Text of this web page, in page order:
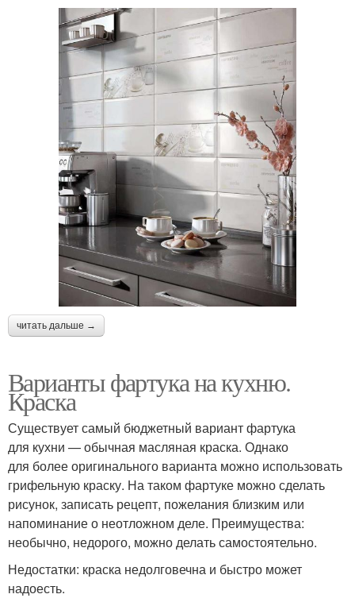
читать дальше →
Варианты фартука на кухню.
Краска
Существует самый бюджетный вариант фартука
для кухни — обычная масляная краска. Однако
для более оригинального варианта можно использовать
грифельную краску. На таком фартуке можно сделать
рисунок, записать рецепт, пожелания близким или
напоминание о неотложном деле. Преимущества:
необычно, недорого, можно делать самостоятельно.
Недостатки: краска недолговечна и быстро может
надоесть.